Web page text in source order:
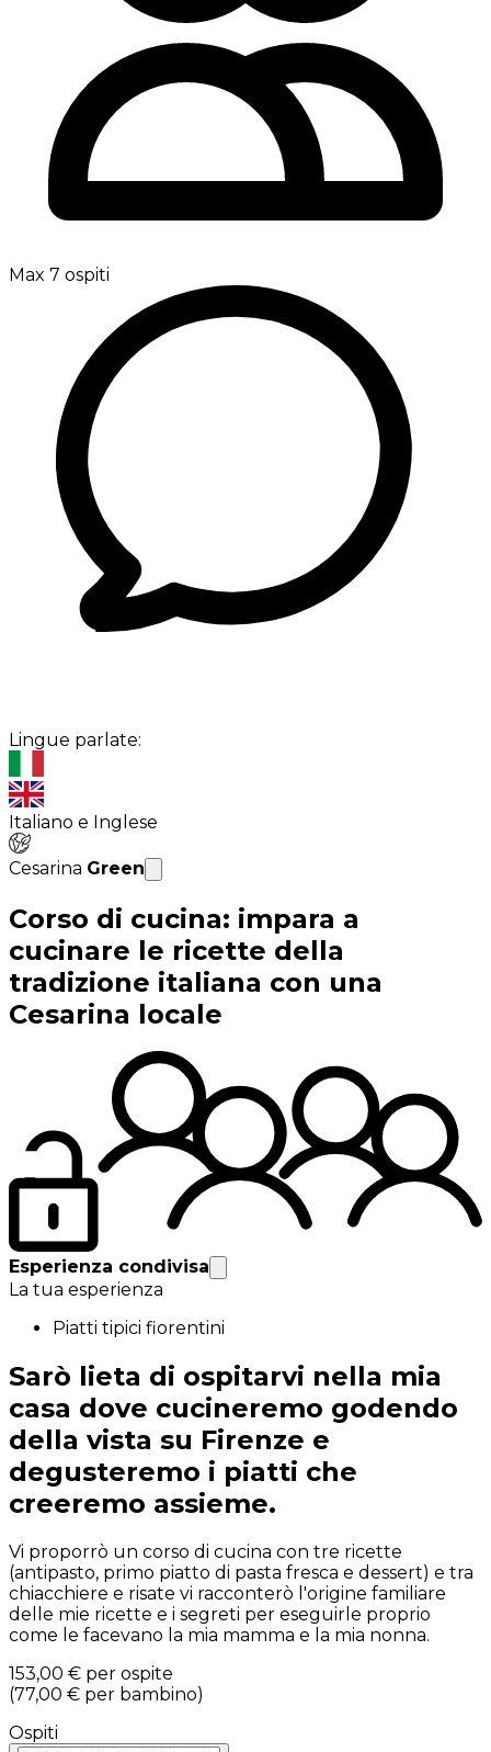
Max 7 ospiti
Lingue parlate:
Italiano e Inglese
Cesarina Green
Corso di cucina: impara a
cucinare le ricette della
tradizione italiana con una
Cesarina locale
Esperienza condivisa
La tua esperienza
Piatti tipici fiorentini
Sarò lieta di ospitarvi nella mia
casa dove cucineremo godendo
della vista su Firenze e
degusteremo i piatti che
creeremo assieme.
Vi proporrò un corso di cucina con tre ricette
(antipasto, primo piatto di pasta fresca e dessert) e tra
chiacchiere e risate vi racconterò l'origine familiare
delle mie ricette e i segreti per eseguirle proprio
come le facevano la mia mamma e la mia nonna.
153,00 € per ospite
(77,00 € per bambino)
Ospiti